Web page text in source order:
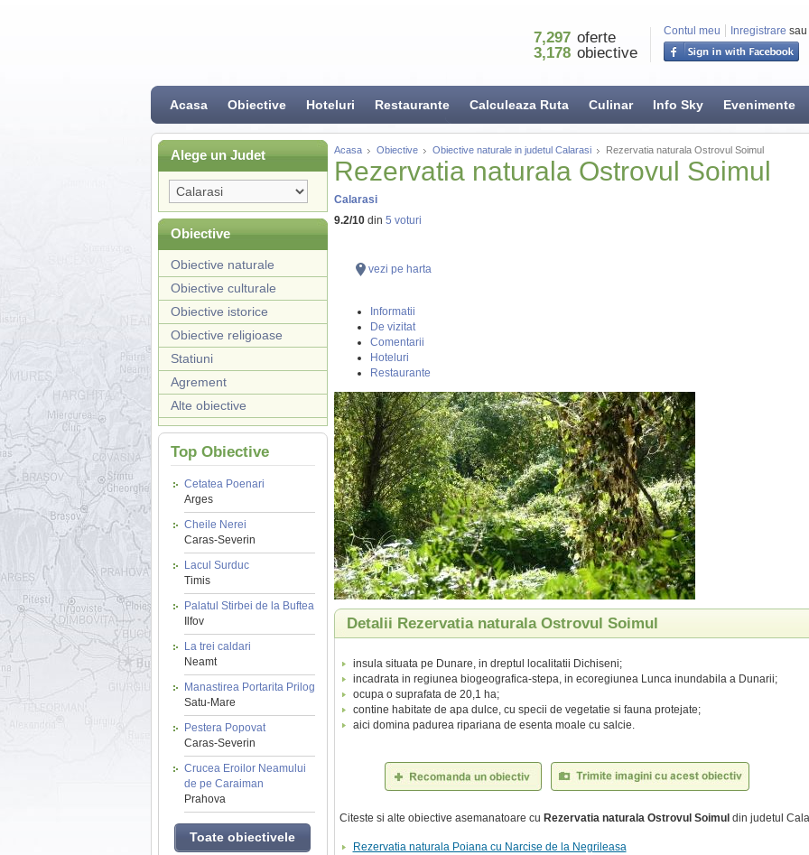
Contul meu Inregistrare sau
7,297 oferte
3,178 obiective
Acasa Obiective Hoteluri Restaurante Calculeaza Ruta Culinar Info Sky Evenimente
Alege un Judet
Obiective
Obiective naturale
Obiective culturale
Obiective istorice
Obiective religioase
Statiuni
Agrement
Alte obiective
Top Obiective
Cetatea Poenari
Arges
Cheile Nerei
Caras-Severin
Lacul Surduc
Timis
Palatul Stirbei de la Buftea
Ilfov
La trei caldari
Neamt
Manastirea Portarita Prilog
Satu-Mare
Pestera Popovat
Caras-Severin
Crucea Eroilor Neamului
de pe Caraiman
Prahova
Toate obiectivele
Acasa Obiective Obiective naturale in judetul Calarasi Rezervatia naturala Ostrovul Soimul
Rezervatia naturala Ostrovul Soimul
Calarasi
9.2/10din 5 voturi
vezi pe harta
Informatii
De vizitat
Comentarii
Hoteluri
Restaurante
Detalii Rezervatia naturala Ostrovul Soimul
insula situata pe Dunare, in dreptul localitatii Dichiseni;
incadrata in regiunea biogeografica-stepa, in ecoregiunea Lunca inundabila a Dunarii;
ocupa o suprafata de 20,1 ha;
contine habitate de apa dulce, cu specii de vegetatie si fauna protejate;
aici domina padurea ripariana de esenta moale cu salcie.
Citeste si alte obiective asemanatoare cu Rezervatia naturala Ostrovul Soimul din judetul
Rezervatia naturala Poiana cu Narcise de la Negrileasa